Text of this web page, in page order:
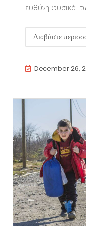
ευθύνη φυσικά
Διαβάστε
December 26,